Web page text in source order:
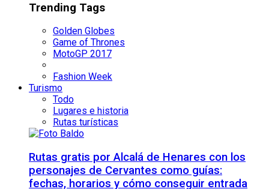
Trending Tags
Golden Globes
Game of Thrones
MotoGP 2017
Fashion Week
Turismo
Todo
Lugares e historia
Rutas turísticas
Rutas gratis por Alcalá de Henares con los
personajes de Cervantes como guías:
fechas, horarios y cómo conseguir entrada